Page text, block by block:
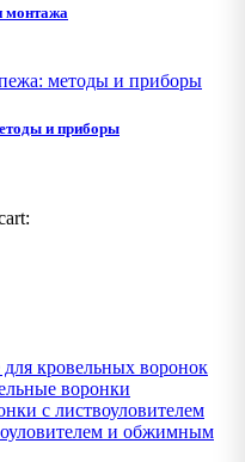
монтажа
и приборы
кровельных воронок
воронки
с листвоуловителем
и обжимным